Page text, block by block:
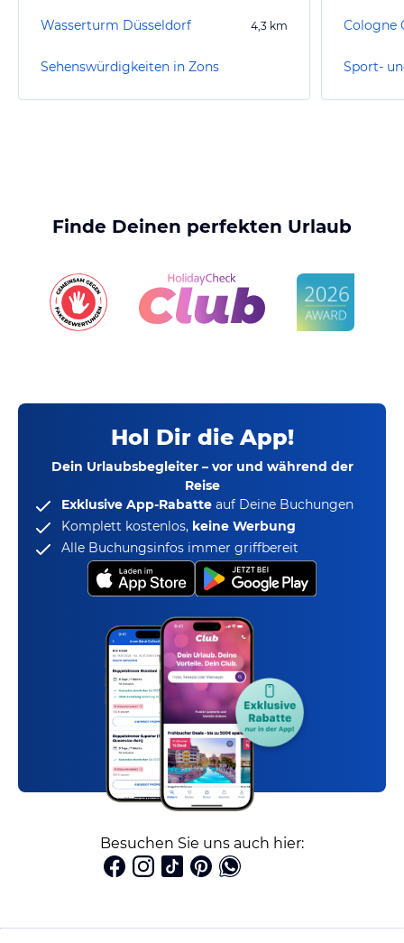
Wasserturm Düsseldorf 4,3 km
Sehenswürdigkeiten in Zons Sport-
Finde Deinen perfekten Urlaub
Hol Dir die App!
Dein Urlaubsbegleiter – vor und während der
Reise
Exklusive App-Rabatte auf Deine Buchungen
Komplett kostenlos, keine Werbung
Alle Buchungsinfos immer griffbereit
Besuchen Sie uns auch hier: